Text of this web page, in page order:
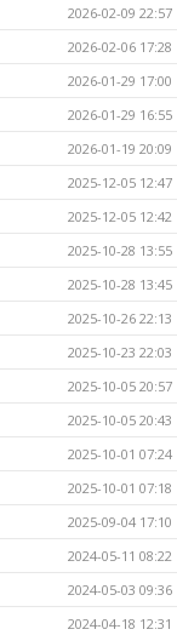
2026-02-09 22:57
2026-02-06 17:28
2026-01-29 17:00
2026-01-29 16:55
2026-01-19 20:09
2025-12-05 12:47
2025-12-05 12:42
2025-10-28 13:55
2025-10-28 13:45
2025-10-26 22:13
2025-10-23 22:03
2025-10-05 20:57
2025-10-05 20:43
2025-10-01 07:24
2025-10-01 07:18
2025-09-04 17:10
2024-05-11 08:22
2024-05-03 09:36
2024-04-18 12:31